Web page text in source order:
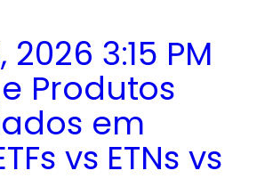
3:15 PM
Produtos
em
vs ETNs vs